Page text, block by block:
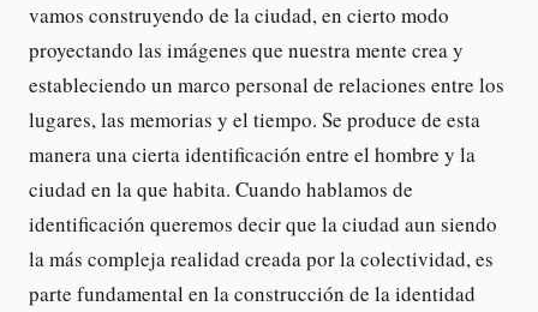
vamos construyendo de la ciudad, en cierto modo
proyectando las imágenes que nuestra mente crea y
estableciendo un marco personal de relaciones entre los
lugares, las memorias y el tiempo. Se produce de esta
manera una cierta identificación entre el hombre y la
ciudad en la que habita. Cuando hablamos de
identificación queremos decir que la ciudad aun siendo
la más compleja realidad creada por la colectividad, es
parte fundamental en la construcción de la identidad